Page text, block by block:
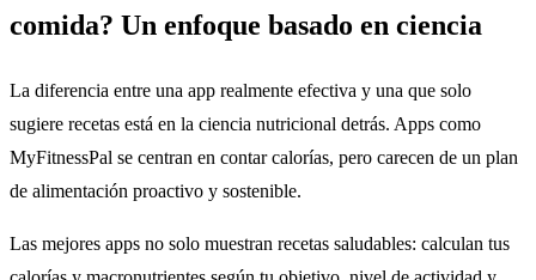
comida? Un enfoque basado en ciencia
La diferencia entre una app realmente efectiva y una que solo
sugiere recetas está en la ciencia nutricional detrás. Apps como
MyFitnessPal se centran en contar calorías, pero carecen de un plan
de alimentación proactivo y sostenible.
Las mejores apps no solo muestran recetas saludables: calculan tus